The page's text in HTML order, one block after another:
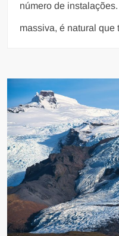
número de
massiva, é natural